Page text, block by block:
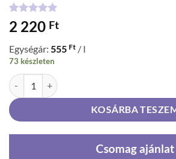
Értékelés 5
az 5-ből,
1
alapján
2 220 Ft
Egységár: 555 Ft / l
73 készleten
Ultra Free mosógél 4 l Orchid Color (80
KOSÁRBA
Csomag ajánlat